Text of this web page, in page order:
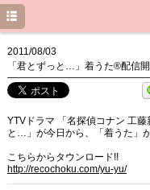
2011/08/03
「君とずっと…」着うた®配信
YTVドラマ 「名探偵コナン 工
と…」が今日から、「着うた」
こちらからタウンロード!!
http://recochoku.com/yu-yu/
News
Live／Event
Profile
Discography